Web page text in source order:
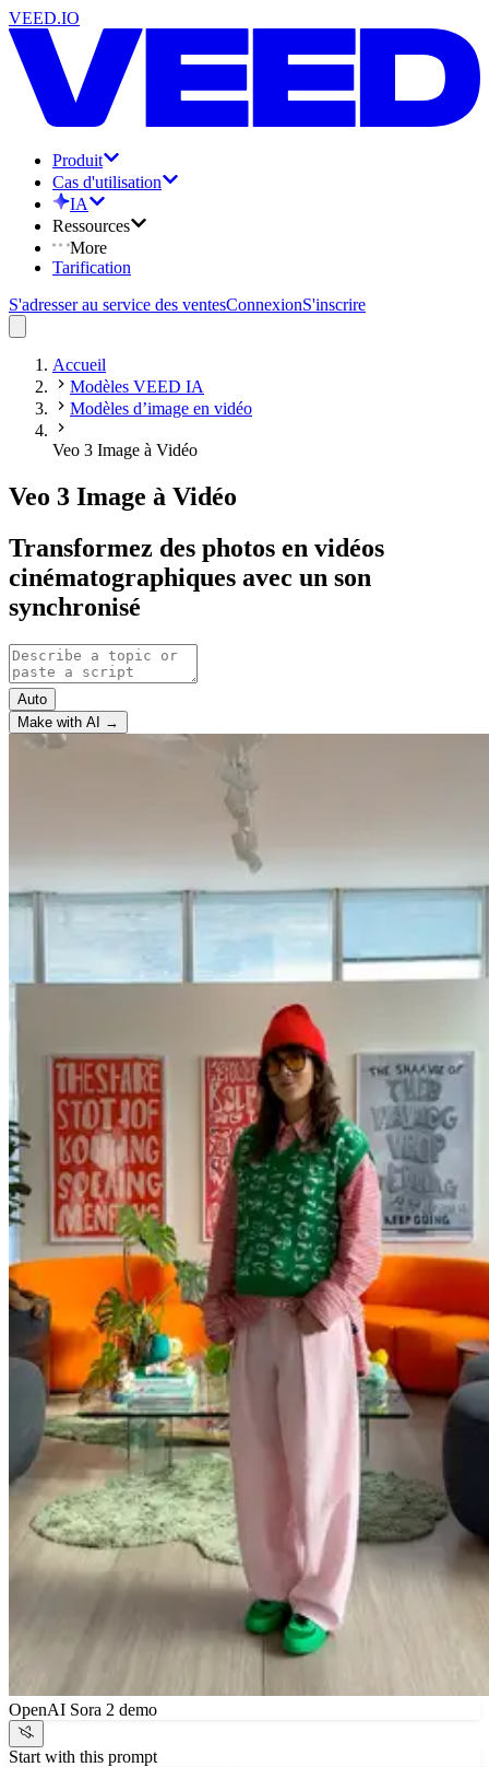
VEED.IO
Produit
Cas d'utilisation
IA
Ressources
More
Tarification
S'adresser au service des ventesConnexionS'inscrire
Accueil
Modèles VEED IA
Modèles d’image en vidéo
Veo 3 Image à Vidéo
Veo 3 Image à Vidéo
Transformez des photos en vidéos
cinématographiques avec un son
synchronisé
Auto
Make with AI →
OpenAI Sora 2 demo
Start with this prompt